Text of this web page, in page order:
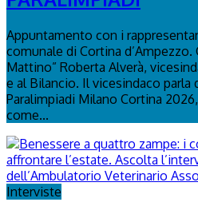
Appuntamento con i
comunale di Cortina d’Ampezzo.
Mattino” Roberta Alverà,
e al Bilancio. Il vicesindaco parla
Paralimpiadi Milano Cortina
come...
Interviste